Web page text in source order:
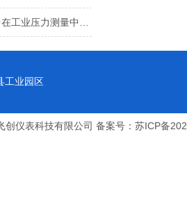
工业园区
仪表科技有限公司 备案号：苏ICP备